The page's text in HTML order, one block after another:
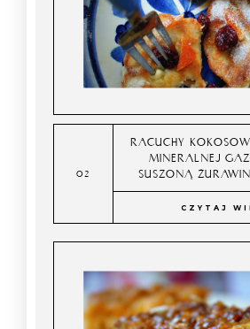
RACUCHY
MINERALNEJ
SUSZONĄ
CZYTAJ